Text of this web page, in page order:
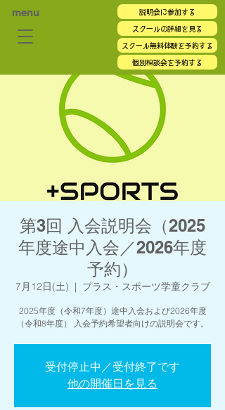
menu 説明会に参加する
スクールの詳細を見る
スクール無料体験を予約する
個別相談会を予約する
第3回 入会説明会（2025
年度途中入会／2026年度
予約）
7月12日(土)
  |
プラス・スポーツ学童クラブ
2025年度（令和7年度）途中入会および2026年度
（令和8年度） 入会予約希望者向けの説明会です。
受付停止中／受付終了です
他の開催日を見る